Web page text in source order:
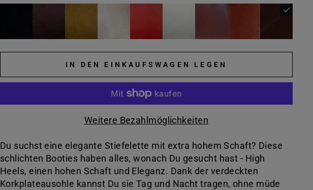
IN DEN EINKAUFSWAGEN LEGEN
Weitere Bezahlmöglichkeiten
Du suchst eine elegante Stiefelette mit extra hohem Schaft? Diese
schlichten Booties haben alles, wonach Du gesucht hast - High
Heels, einen hohen Schaft und Eleganz. Dank der verdeckten
Korkplateausohle kannst Du sie Tag und Nacht tragen, ohne müde